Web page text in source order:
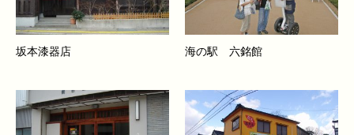
坂本漆器店 海の駅 六銘館